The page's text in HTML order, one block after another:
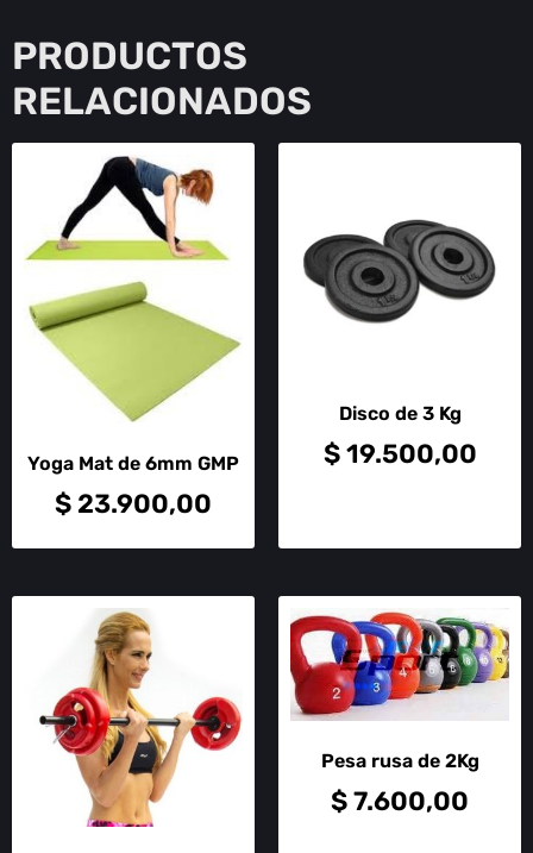
PRODUCTOS
RELACIONADOS
Yoga Mat de 6mm GMP
$ 23.900,00
Disco de 3 Kg
$19.500,00
Pesa rusa de 2Kg
$7.600,00